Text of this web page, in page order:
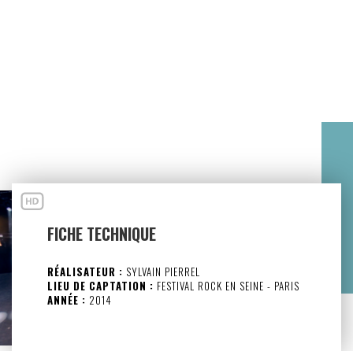
FICHE TECHNIQUE
RÉALISATEUR : SYLVAIN PIERREL
LIEU DE CAPTATION : FESTIVAL ROCK EN SEINE - PARIS
ANNÉE : 2014